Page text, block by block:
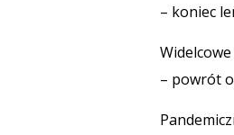
– koniec
– powrót